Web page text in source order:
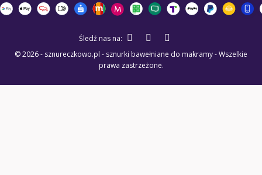
© 2026 - sznureczkowo.pl - sznurki bawełniane do makramy - Wszelkie
prawa zastrzeżone.
Śledź nas na: